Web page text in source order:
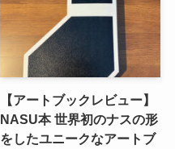
【アートブックレビュー】
NASU本 世界初のナスの形
をしたユニークなアートブ